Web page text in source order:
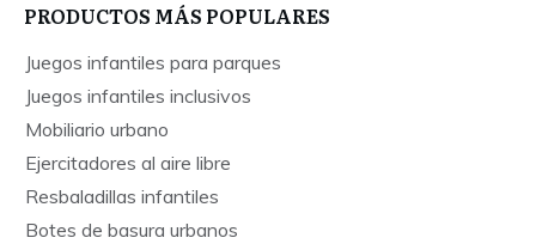
PRODUCTOS MÁS POPULARES
Juegos infantiles para parques
Juegos infantiles inclusivos
Mobiliario urbano
Ejercitadores al aire libre
Resbaladillas infantiles
Botes de basura urbanos